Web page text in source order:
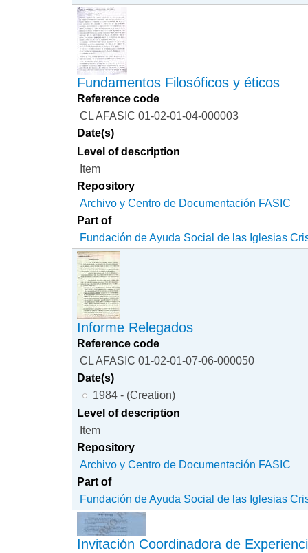
Fundamentos Filosóficos y éticos
Reference code
CL AFASIC 01-02-01-04-000003
Date(s)
Level of description
Item
Repository
Archivo y Centro de Documentación FASIC
Part of
Fundación de Ayuda Social de las Iglesias
Informe Relegados
Reference code
CL AFASIC 01-02-01-07-06-000050
Date(s)
1984 - (Creation)
Level of description
Item
Repository
Archivo y Centro de Documentación FASIC
Part of
Fundación de Ayuda Social de las Iglesias
Invitación Coordinadora de